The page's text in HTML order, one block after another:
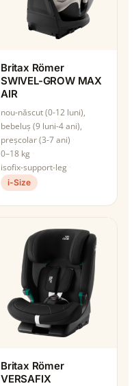
Britax Römer
SWIVEL-GROW MAX
AIR
nou-născut (0-12 luni),
bebeluș (9 luni-4 ani),
preșcolar (3-7 ani)
0–18 kg
isofix-support-leg
i-Size
Britax Römer
VERSAFIX